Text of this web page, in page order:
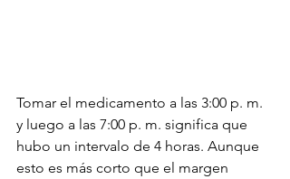
Tomar el medicamento a las 3:00 p. m.
y luego a las 7:00 p. m. significa que
hubo un intervalo de 4 horas. Aunque
esto es más corto que el margen